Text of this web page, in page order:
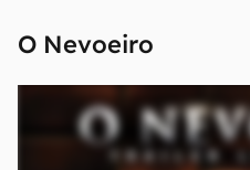
O Nevoeiro